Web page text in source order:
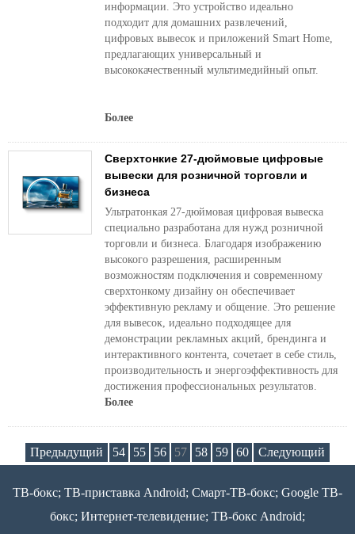
информации. Это устройство идеально
подходит для домашних развлечений,
цифровых вывесок и приложений Smart Home,
предлагающих универсальный и
высококачественный мультимедийный опыт.
Более
Сверхтонкие 27-дюймовые цифровые
вывески для розничной торговли и
бизнеса
Ультратонкая 27-дюймовая цифровая вывеска
специально разработана для нужд розничной
торговли и бизнеса. Благодаря изображению
высокого разрешения, расширенным
возможностям подключения и современному
сверхтонкому дизайну он обеспечивает
эффективную рекламу и общение. Это решение
для вывесок, идеально подходящее для
демонстрации рекламных акций, брендинга и
интерактивного контента, сочетает в себе стиль,
производительность и энергоэффективность для
достижения профессиональных результатов.
Более
Предыдущий 54 55 56 57 58 59 60 Следующий
ТВ-бокс; ТВ-приставка Android; Смарт-ТВ-бокс; Google ТВ-
бокс; Интернет-телевидение; ТВ-бокс Android;